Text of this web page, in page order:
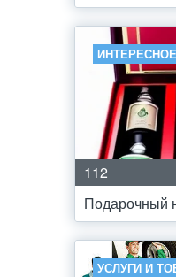
ИНТЕРЕСНОЕ
112
Подарочный
УСЛУГИ И